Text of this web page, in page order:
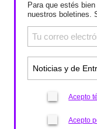
Para que estés
nuestros boletines.
Acepto
Acepto